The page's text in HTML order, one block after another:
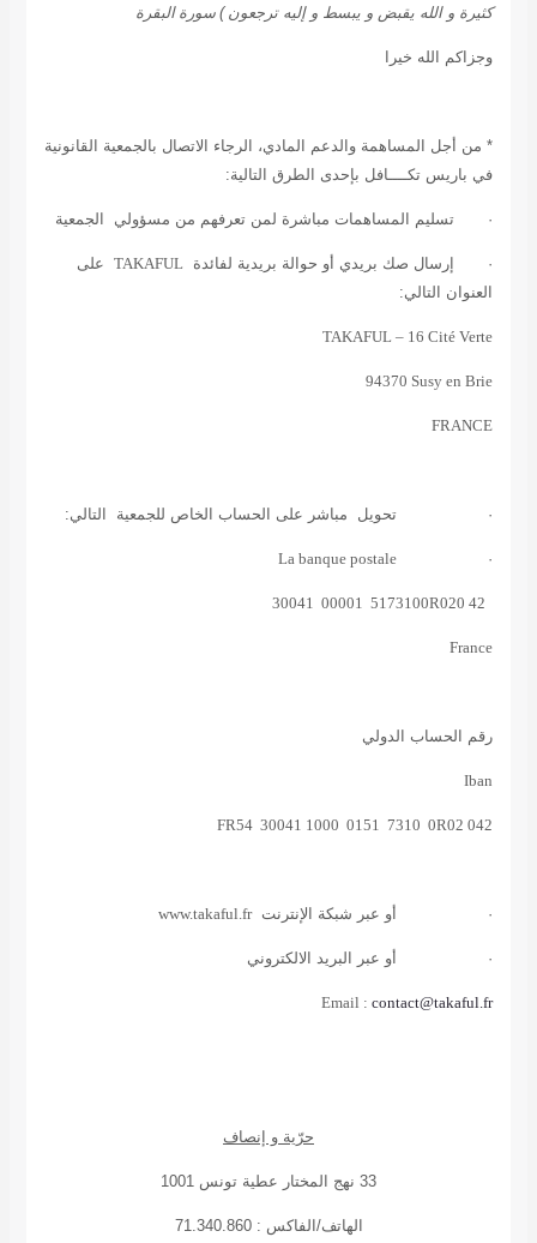
كثيرة و الله يقبض و يبسط و إليه ترجعون ) سورة البقرة
وجزاكم الله خيرا
* من أجل المساهمة والدعم المادي، الرجاء الاتصال بالجمعية القانونية
في باريس تكــــافل بإحدى الطرق التالية:
· تسليم المساهمات مباشرة لمن تعرفهم من مسؤولي الجمعية
· إرسال صك بريدي أو حوالة بريدية لفائدة TAKAFULعلى
العنوان التالي:
TAKAFUL – 16 Cité Verte
94370 Susy en Brie
FRANCE
· تحويل مباشر على الحساب الخاص للجمعية التالي:
·
La banque postale
30041 00001 5173100R020 42
France
رقم الحساب الدولي
Iban
FR54 30041 1000 0151 7310 0R02 042
· أو عبر شبكة الإنترنتwww.takaful.fr
· أو عبر البريد الالكتروني
Email :contact@takaful.fr
حرّية و إنصاف
33 نهج المختار عطية تونس 1001
الهاتف/الفاكس : 71.340.860